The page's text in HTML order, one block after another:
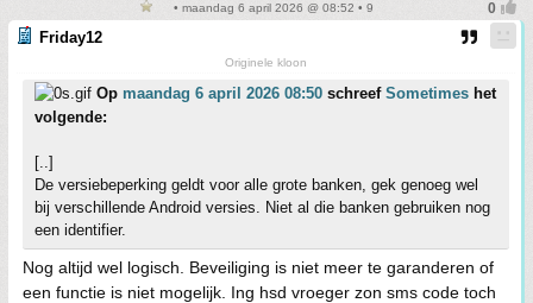
• maandag 6 april 2026 @ 08:52 • 9
Friday12
Originele kloon
Op maandag 6 april 2026 08:50 schreef Sometimes het
volgende:
[..]
De versiebeperking geldt voor alle grote banken, gek genoeg wel
bij verschillende Android versies. Niet al die banken gebruiken nog
een identifier.
Nog altijd wel logisch. Beveiliging is niet meer te garanderen of
een functie is niet mogelijk. Ing hsd vroeger zon sms code toch